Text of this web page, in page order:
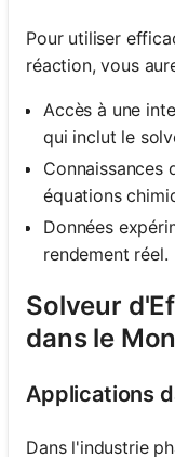
Pour utiliser
réaction, vous
Accès à une
qui inclut le
Connaissances
équations
Données
rendement réel.
Solveur
dans le
Applications
Dans l'industrie